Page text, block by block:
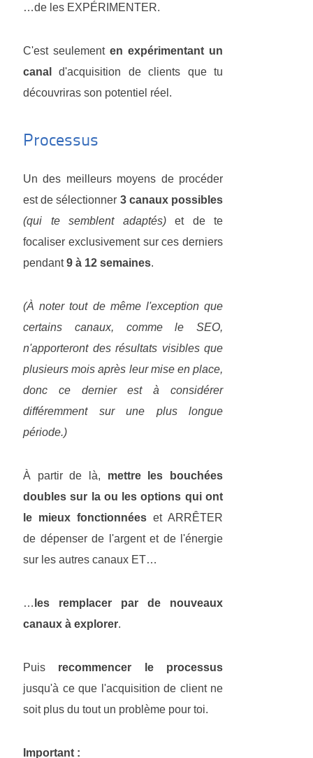
…de les EXPÉRIMENTER.
C'est seulement en expérimentant un
canal
d'acquisition de clients que tu
découvriras son potentiel réel.
Processus
Un des meilleurs moyens de procéder
est de sélectionner 3 canaux possibles
(qui te semblent adaptés)et de te
focaliser exclusivement sur ces derniers
pendant9 à 12 semaines.
(À noter tout de même l'exception que
certains canaux, comme le SEO,
n'apporteront des résultats visibles que
plusieurs mois après leur mise en place,
donc ce dernier est à considérer
différemment sur une plus longue
période.)
À partir de là, mettre les bouchées
doubles sur la ou les options qui ont
le mieux fonctionnées et ARRÊTER
de dépenser de l'argent et de l'énergie
sur les autres canaux ET…
… les remplacer par de nouveaux
canaux à explorer.
Puis recommencer le processus
jusqu'à ce que l'acquisition de client ne
soit plus du tout un problème pour toi.
Important :